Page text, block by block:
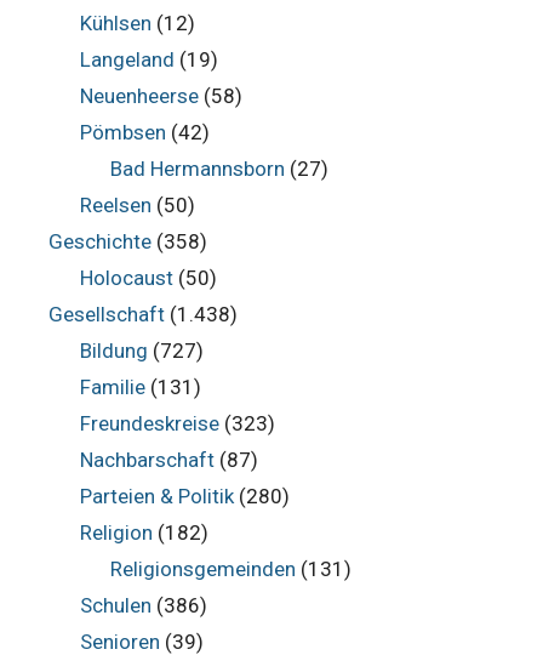
Kühlsen (12)
Langeland (19)
Neuenheerse(58)
Pömbsen (42)
Bad Hermannsborn (27)
Reelsen (50)
Geschichte (358)
Holocaust(50)
Gesellschaft (1.438)
Bildung (727)
Familie(131)
Freundeskreise(323)
Nachbarschaft(87)
Parteien & Politik(280)
Religion (182)
Religionsgemeinden (131)
Schulen (386)
Senioren (39)